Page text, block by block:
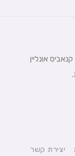
אונליין
יצירת קשר